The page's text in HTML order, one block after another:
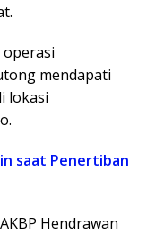
operasi
mendapati
lokasi
saat Penertiban
Hendrawan